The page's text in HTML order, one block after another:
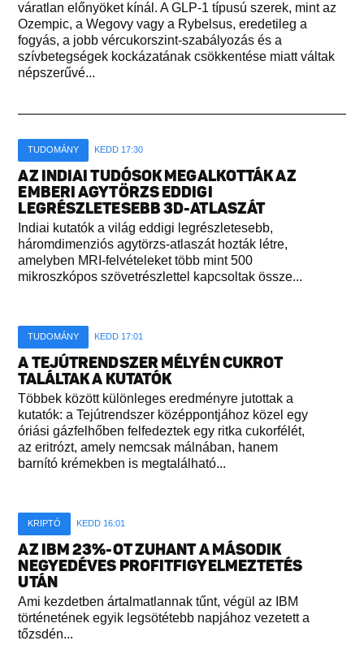
váratlan előnyöket kínál. A GLP-1 típusú szerek, mint az
Ozempic, a Wegovy vagy a Rybelsus, eredetileg a
fogyás, a jobb vércukorszint-szabályozás és a
szívbetegségek kockázatának csökkentése miatt váltak
népszerűvé...
TUDOMÁNY KEDD 17:30
AZ INDIAI TUDÓSOK MEGALKOTTÁK AZ
EMBERI AGYTÖRZS EDDIGI
LEGRÉSZLETESEBB 3D-ATLASZÁT
Indiai kutatók a világ eddigi legrészletesebb,
háromdimenziós agytörzs-atlaszát hozták létre,
amelyben MRI-felvételeket több mint 500
mikroszkópos szövetrészlettel kapcsoltak össze...
TUDOMÁNY KEDD 17:01
A TEJÚTRENDSZER MÉLYÉN CUKROT
TALÁLTAK A KUTATÓK
Többek között különleges eredményre jutottak a
kutatók: a Tejútrendszer középpontjához közel egy
óriási gázfelhőben felfedeztek egy ritka cukorfélét,
az eritrózt, amely nemcsak málnában, hanem
barnító krémekben is megtalálható...
KRIPTÓ KEDD 16:01
AZ IBM 23%-OT ZUHANT A MÁSODIK
NEGYEDÉVES PROFITFIGYELMEZTETÉS
UTÁN
Ami kezdetben ártalmatlannak tűnt, végül az IBM
történetének egyik legsötétebb napjához vezetett a
tőzsdén...